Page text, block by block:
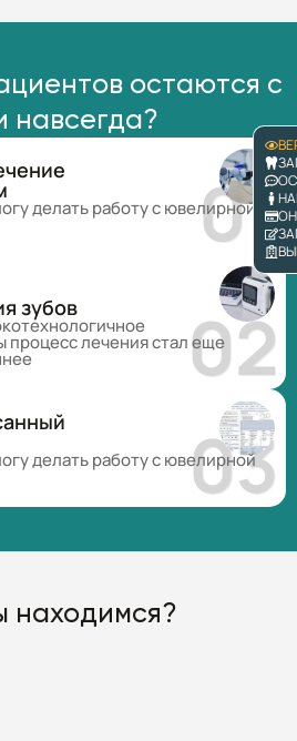
остаются с
навсегда?
делать работу с ювелирной
зубов
процесс лечения стал еще
делать работу с ювелирной
находимся?